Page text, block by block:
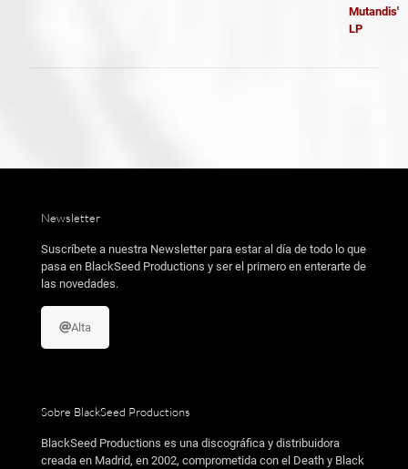
Newsletter
Suscríbete a nuestra Newsletter para estar al día de todo lo que
pasa en BlackSeed Productions y ser el primero en enterarte de
las novedades.
Alta
Sobre BlackSeed Productions
BlackSeed Productions es una discográfica y distribuidora
creada en Madrid, en 2002, comprometida con el Death y Black